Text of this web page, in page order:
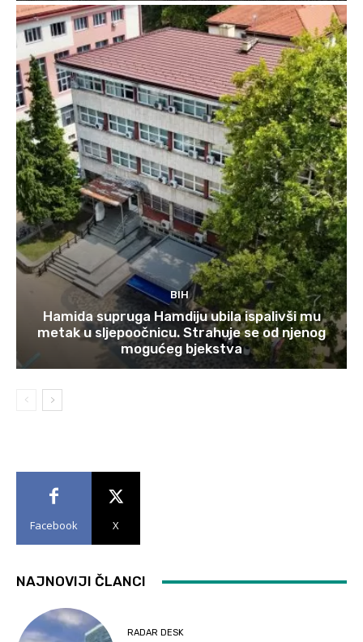
BIH
Hamida supruga Hamdiju ubila ispalivši mu
metak u sljepoočnicu. Strahuje se od njenog
mogućeg bjekstva
Facebook X
NAJNOVIJI ČLANCI
RADAR DESK